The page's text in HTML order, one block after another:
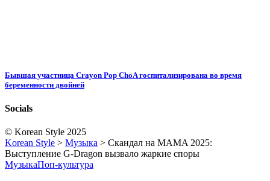
Бывшая участница Crayon Pop ChoA госпитализирована во время
беременности двойней
Socials
© Korean Style 2025
Korean Style > Музыка > Скандал на MAMA 2025:
Выступление G-Dragon вызвало жаркие споры
МузыкаПоп-культура